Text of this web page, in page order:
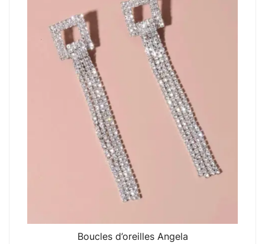
Boucles d’oreilles Angela